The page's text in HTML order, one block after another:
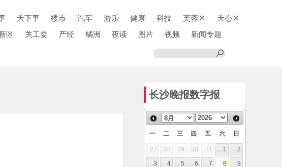
天下事 楼市 汽车 游乐 健康 科技 芙蓉区
天心区
区 关工委 产经 橘洲 夜读 图片 视频
新闻专题
长沙晚报数字报
一 二 三 四 五 六 日
27 28 29 30 31 1
2
3
4 5 6 7 8
9